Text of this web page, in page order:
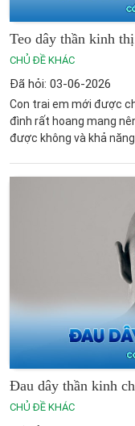
Teo dây thần kinh
CHỦ ĐỀ KHÁC
Đã hỏi: 03-06-2026
Con trai em mới được
đình rất hoang mang
được không và khả
Đau dây thần kinh
CHỦ ĐỀ KHÁC